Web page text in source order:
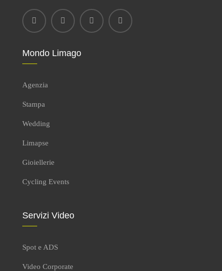
Mondo Limago
Agenzia
Stampa
Wedding
Limapse
Gioiellerie
Cycling Events
Servizi Video
Spot e ADS
Video Corporate